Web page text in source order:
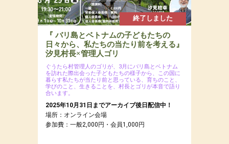
終了しました
『 バリ島とベトナムの子どもたちの
日々から、私たちの当たり前を考える』
汐見村長×管理人ゴリ
ぐうたら村管理人のゴリが、3月にバリ島とベトナム
を訪れた際出会った子どもたちの様子から、この国に
暮らす私たちが当たり前と思っている、育ちのこと、
学びのこと、生きることを、村長とゴリが本音で語り
合います。
2025年10月31日までアーカイブ後日配信中！
場所：オンライン会場
参加費：一般2,000円・会員1,000円